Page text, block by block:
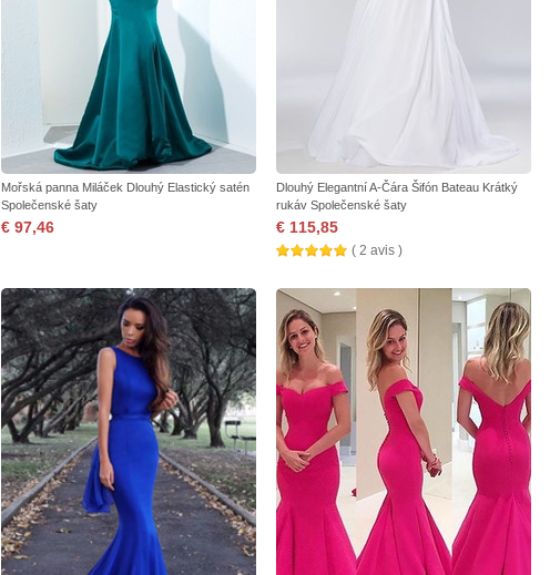
Mořská panna Miláček Dlouhý Elastický satén
Společenské šaty
€ 97,46
Dlouhý Elegantní A-Čára Šifón Bateau Krátký
rukáv Společenské šaty
€ 115,85
( 2 avis )